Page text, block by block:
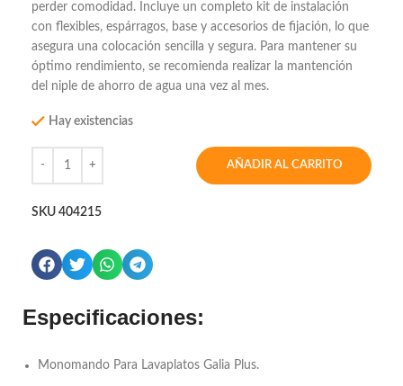
perder comodidad. Incluye un completo kit de instalación
con flexibles, espárragos, base y accesorios de fijación, lo que
asegura una colocación sencilla y segura. Para mantener su
óptimo rendimiento, se recomienda realizar la mantención
del niple de ahorro de agua una vez al mes.
Hay existencias
AÑADIR AL CARRITO
SKU 404215
Especificaciones:
Monomando Para Lavaplatos Galia Plus.